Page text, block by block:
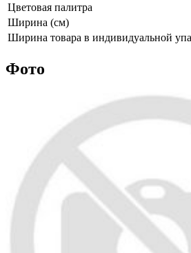
Цветовая палитра
Ширина (см)
Ширина товара в индивидуальной
Фото